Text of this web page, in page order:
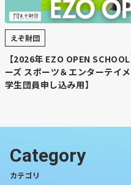
えぞ財団
【2026年 EZO OPEN
ーズ スポーツ＆エンターテイ
学生団員申し込み用】
Category
カテゴリ